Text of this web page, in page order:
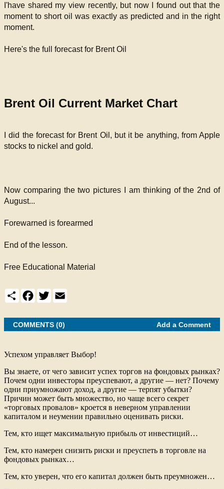
I'have shared my view recently, but now I found out that the
moment to short oil was exactly as predicted and in the right
moment.
Here's the full forecast for Brent Oil
Brent Oil Current Market Chart
I did the forecast for Brent Oil, but it be anything, from Apple
stocks to nickel and gold.
Now comparing the two pictures I am thinking of the 2nd of
August...
Forewarned is forearmed
End of the lesson.
Free Educational Material
S
h
r
F
a
e
b
o
T
w
t
t
e
E
m
i
l
COMMENTS (0) Add a Comment
Успехом управляет Выбор!
Вы знаете, от чего зависит успех торгов на фондовых рынках?
Почем одни инвесторы преуспевают, а другие — нет? Почему
одни приумножают доход, а другие — терпят убытки?
Причин может быть множество, но чаще всего секрет
«торговых провалов» кроется в неверном управлении
капиталом и неумении правильно оценивать риски.
Тем, кто ищет максимальную прибыль от инвестиций…
Тем, кто намерен снизить риски и преуспеть в торговле на
фондовых рынках…
Тем, кто уверен, что его капитал должен быть преумножен…